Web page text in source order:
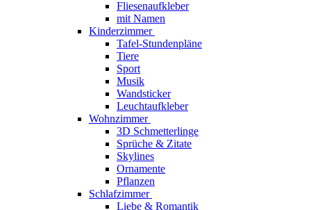
Fliesenaufkleber
mit Namen
Kinderzimmer
Tafel-Stundenpläne
Tiere
Sport
Musik
Wandsticker
Leuchtaufkleber
Wohnzimmer
3D Schmetterlinge
Sprüche & Zitate
Skylines
Ornamente
Pflanzen
Schlafzimmer
Liebe & Romantik